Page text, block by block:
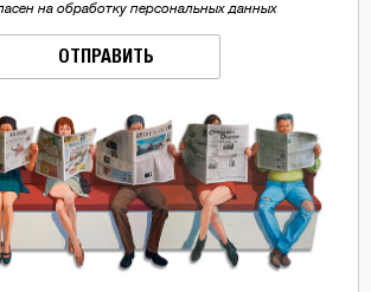
на обработку персональных данных
ОТПРАВИТЬ